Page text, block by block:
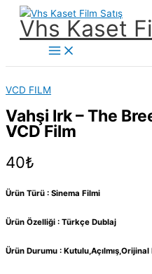
İçeriğe
Vhs Kaset
Main
Menu
VCD FILM
Vahşi Irk – The
VCD Film
40₺
Ürün Türü : Sinema Filmi
Ürün Özelliği : Türkçe Dublaj
Ürün Durumu :